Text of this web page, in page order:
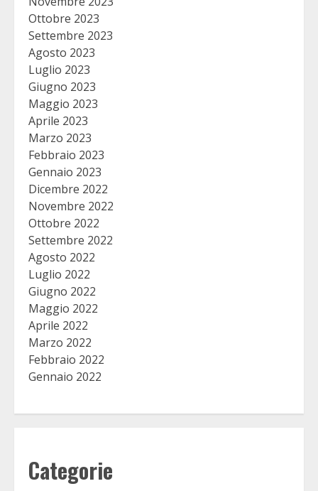
Ottobre 2023
Settembre 2023
Agosto 2023
Luglio 2023
Giugno 2023
Maggio 2023
Aprile 2023
Marzo 2023
Febbraio 2023
Gennaio 2023
Dicembre 2022
Novembre 2022
Ottobre 2022
Settembre 2022
Agosto 2022
Luglio 2022
Giugno 2022
Maggio 2022
Aprile 2022
Marzo 2022
Febbraio 2022
Gennaio 2022
Categorie